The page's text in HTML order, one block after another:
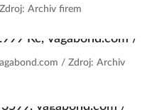
Zdroj: Archiv firem
/ Zdroj: Archiv